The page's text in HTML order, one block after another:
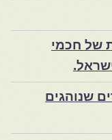
של חכמי
שנוהגים